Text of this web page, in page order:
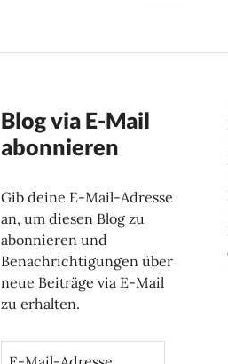
Blog via E-Mail
abonnieren
Gib deine E-Mail-Adresse
an, um diesen Blog zu
abonnieren und
Benachrichtigungen über
neue Beiträge via E-Mail
zu erhalten.